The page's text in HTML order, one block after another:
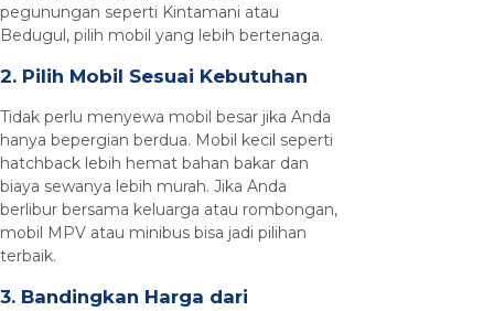
pegunungan seperti Kintamani atau
Bedugul, pilih mobil yang lebih bertenaga.
2. Pilih Mobil Sesuai Kebutuhan
Tidak perlu menyewa mobil besar jika Anda
hanya bepergian berdua. Mobil kecil seperti
hatchback lebih hemat bahan bakar dan
biaya sewanya lebih murah. Jika Anda
berlibur bersama keluarga atau rombongan,
mobil MPV atau minibus bisa jadi pilihan
terbaik.
3. Bandingkan Harga dari